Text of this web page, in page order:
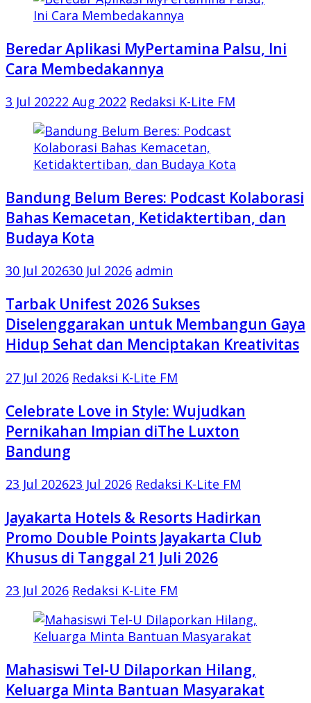
Beredar Aplikasi MyPertamina Palsu, Ini
Cara Membedakannya
3 Jul 20222 Aug 2022 Redaksi K-Lite FM
Bandung Belum Beres: Podcast Kolaborasi
Bahas Kemacetan, Ketidaktertiban, dan
Budaya Kota
30 Jul 202630 Jul 2026 admin
Tarbak Unifest 2026 Sukses
Diselenggarakan untuk Membangun Gaya
Hidup Sehat dan Menciptakan Kreativitas
27 Jul 2026 Redaksi K-Lite FM
Celebrate Love in Style: Wujudkan
Pernikahan Impian diThe Luxton
Bandung
23 Jul 202623 Jul 2026 Redaksi K-Lite FM
Jayakarta Hotels & Resorts Hadirkan
Promo Double Points Jayakarta Club
Khusus di Tanggal 21 Juli 2026
23 Jul 2026 Redaksi K-Lite FM
Mahasiswi Tel-U Dilaporkan Hilang,
Keluarga Minta Bantuan Masyarakat